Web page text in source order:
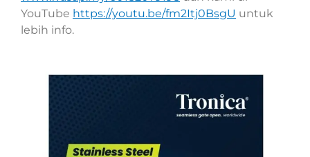
YouTube https://youtu.be/fm2Itj0BsgU untuk
lebih info.